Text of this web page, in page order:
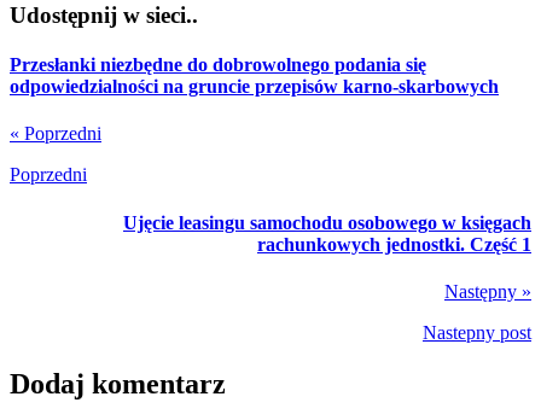
Udostępnij w sieci..
Przesłanki niezbędne do dobrowolnego podania się
odpowiedzialności na gruncie przepisów karno-skarbowych
« Poprzedni
Poprzedni
Ujęcie leasingu samochodu osobowego w księgach
rachunkowych jednostki. Część 1
Następny »
Nastepny post
Dodaj komentarz